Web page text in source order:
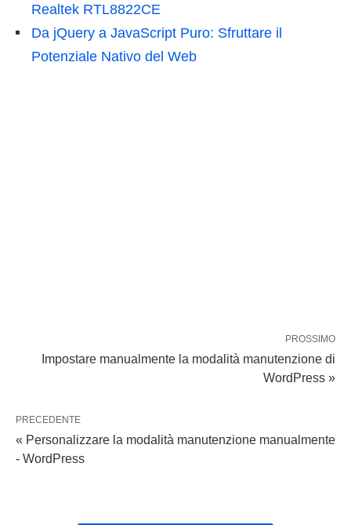
Realtek RTL8822CE
Da jQuery a JavaScript Puro: Sfruttare il
Potenziale Nativo del Web
PROSSIMO
Impostare manualmente la modalità manutenzione di
WordPress »
PRECEDENTE
« Personalizzare la modalità manutenzione manualmente
- WordPress